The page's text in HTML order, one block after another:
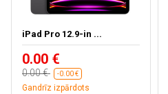
iPad Pro 12.9-in ...
0.00 €
0.00 € -0.00 €
Gandrīz izpārdots